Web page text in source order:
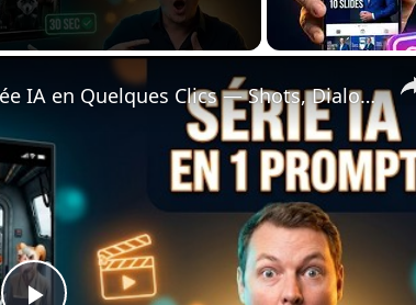
🦁 Créer un Épisode de Série Animée IA en Quelques Clics — Shots, Dialogue et Assemblage Live